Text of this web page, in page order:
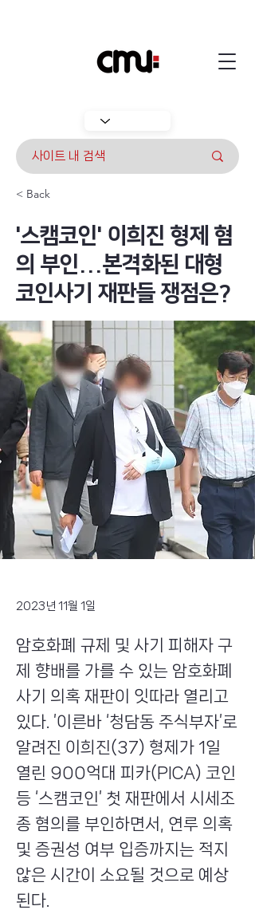
< Back
'스캠코인' 이희진 형제 혐
의 부인...본격화된 대형
코인사기 재판들 쟁점은?
2023년 11월 1일
암호화폐 규제 및 사기 피해자 구
제 향배를 가를 수 있는 암호화폐
사기 의혹 재판이 잇따라 열리고
있다. ’이른바 ‘청담동 주식부자’로
알려진 이희진(37) 형제가 1일
열린 900억대 피카(PICA) 코인
등 ‘스캠코인’ 첫 재판에서 시세조
종 혐의를 부인하면서, 연루 의혹
및 증권성 여부 입증까지는 적지
않은 시간이 소요될 것으로 예상
된다.